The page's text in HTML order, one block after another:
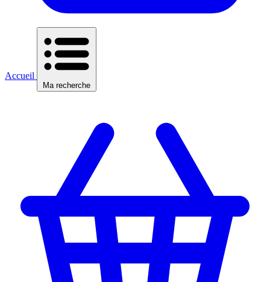
Accueil
Ma recherche